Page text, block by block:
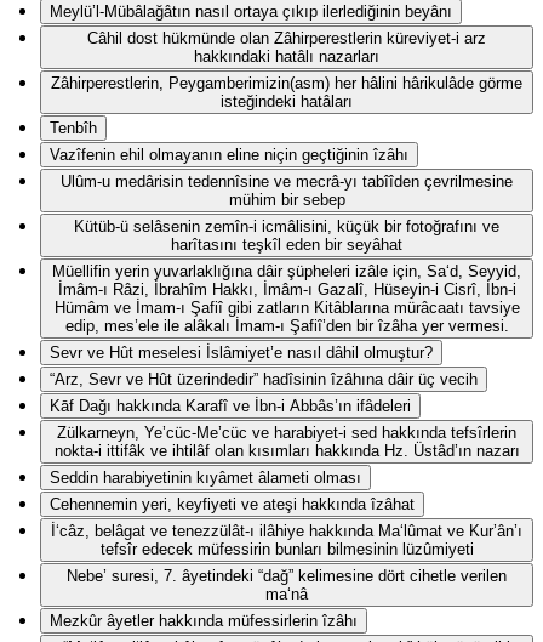
Meylü’l-Mübâlağâtın nasıl ortaya çıkıp ilerlediğinin beyânı
Câhil dost hükmünde olan Zâhirperestlerin küreviyet-i arz
hakkındaki hatâlı nazarları
Zâhirperestlerin, Peygamberimizin(asm) her hâlini hârikulâde görme
isteğindeki hatâları
Tenbîh
Vazîfenin ehil olmayanın eline niçin geçtiğinin îzâhı
Ulûm-u medârisin tedennîsine ve mecrâ-yı tabîîden çevrilmesine
mühim bir sebep
Kütüb-ü selâsenin zemîn-i icmâlisini, küçük bir fotoğrafını ve
harîtasını teşkîl eden bir seyâhat
Müellifin yerin yuvarlaklığına dâir şüpheleri izâle için, Sa‘d, Seyyid,
İmâm-ı Râzi, İbrahîm Hakkı, İmâm-ı Gazalî, Hüseyin-i Cisrî, İbn-i
Hümâm ve İmam-ı Şafiî gibi zatların Kitâblarına mürâcaatı tavsiye
edip, mes’ele ile alâkalı İmam-ı Şafiî’den bir îzâha yer vermesi.
Sevr ve Hût meselesi İslâmiyet’e nasıl dâhil olmuştur?
“Arz, Sevr ve Hût üzerindedir” hadîsinin îzâhına dâir üç vecih
Kāf Dağı hakkında Karafî ve İbn-i Abbâs’ın ifâdeleri
Zülkarneyn, Ye’cüc-Me’cüc ve harabiyet-i sed hakkında tefsîrlerin
nokta-i ittifâk ve ihtilâf olan kısımları hakkında Hz. Üstâd’ın nazarı
Seddin harabiyetinin kıyâmet âlameti olması
Cehennemin yeri, keyfiyeti ve ateşi hakkında îzâhat
İ‘câz, belâgat ve tenezzülât-ı ilâhiye hakkında Ma‘lûmat ve Kur’ân’ı
tefsîr edecek müfessirin bunları bilmesinin lüzûmiyeti
Nebe’ suresi, 7. âyetindeki “dağ” kelimesine dört cihetle verilen
ma‘nâ
Mezkûr âyetler hakkında müfessirlerin îzâhı